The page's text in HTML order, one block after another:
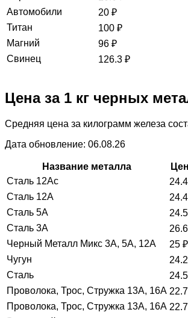
Автомобили
20 ₽
Титан
100 ₽
Магний
96 ₽
Свинец
126.3 ₽
Цена за 1 кг черных
Средняя цена за килограмм железа
Дата обновление: 06.08.26
Название металла
Сталь 12Ас
24.4
Сталь 12А
24.4
Сталь 5А
24.5
Сталь 3А
26.6
Черный Металл Микс 3А, 5А, 12А
25 ₽
Чугун
24.2
Сталь
24.5
Проволока, Трос, Стружка 13А, 16А 22.7
Проволока, Трос, Стружка 13А, 16А 22.7